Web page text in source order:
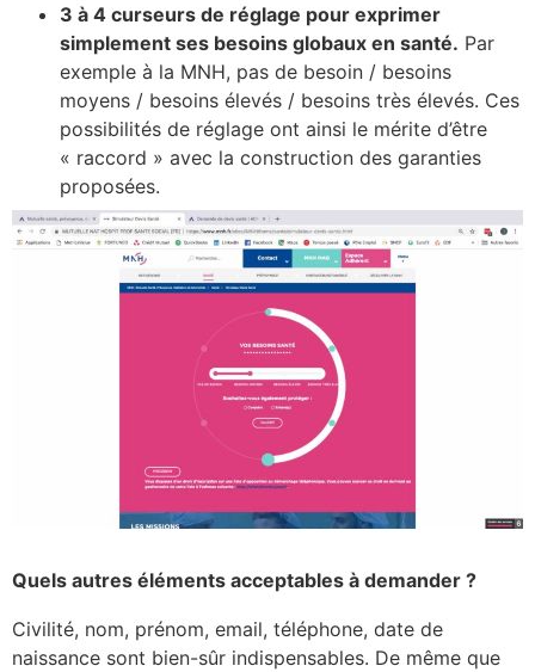
3 à 4 curseurs de réglage pour exprimer
simplement ses besoins globaux en santé. Par
exemple à la MNH, pas de besoin / besoins
moyens / besoins élevés / besoins très élevés. Ces
possibilités de réglage ont ainsi le mérite d’être
« raccord » avec la construction des garanties
proposées.
Quels autres éléments acceptables à demander ?
Civilité, nom, prénom, email, téléphone, date de
naissance sont bien-sûr indispensables. De même que